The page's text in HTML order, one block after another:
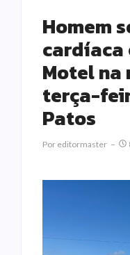
Homem
cardíaca
Motel na
terça-
Patos
Por Editormaster